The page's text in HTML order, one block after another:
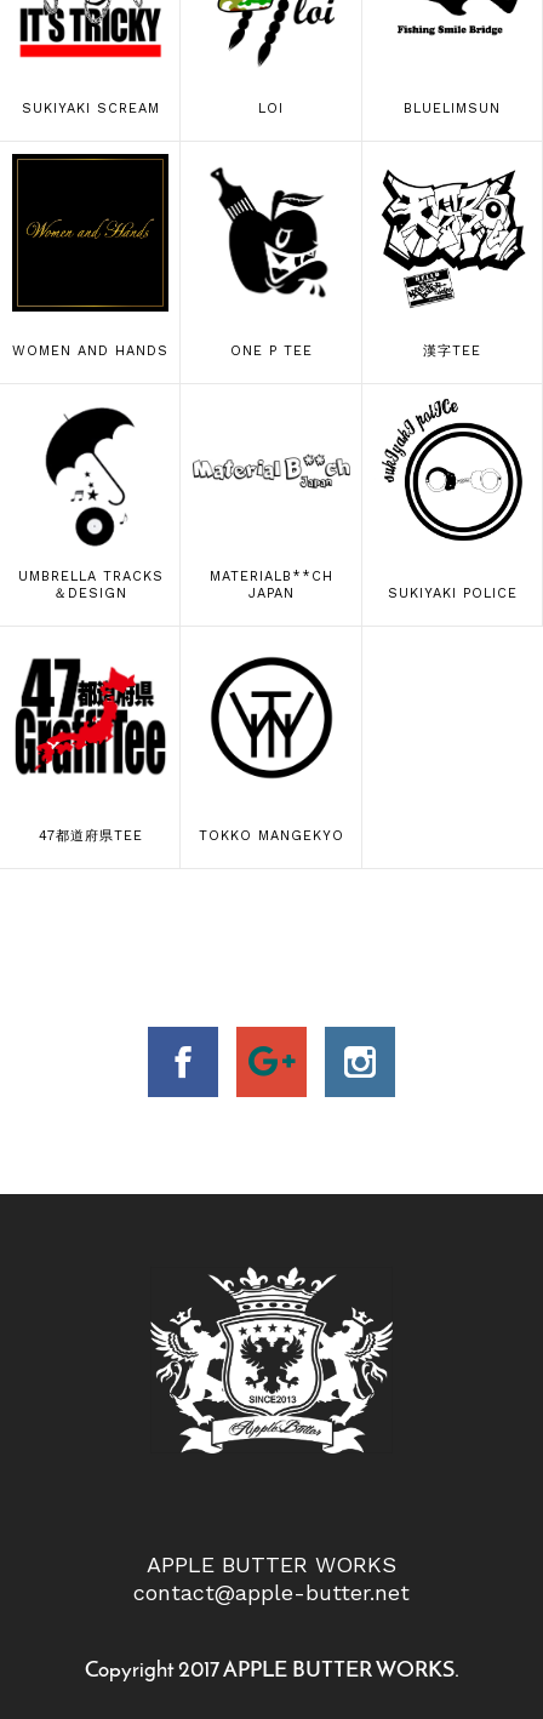
SUKIYAKI SCREAM LOI BLUELIMSUN
WOMEN AND HANDS ONE P TEE 漢字TEE
UMBRELLA TRACKS
＆DESIGN
MATERIALB**CH
JAPAN
SUKIYAKI POLICE
47都道府県TEE TOKKO MANGEKYO
APPLE BUTTER WORKS
contact@apple-butter.net
Copyright 2017 APPLE BUTTER WORKS.